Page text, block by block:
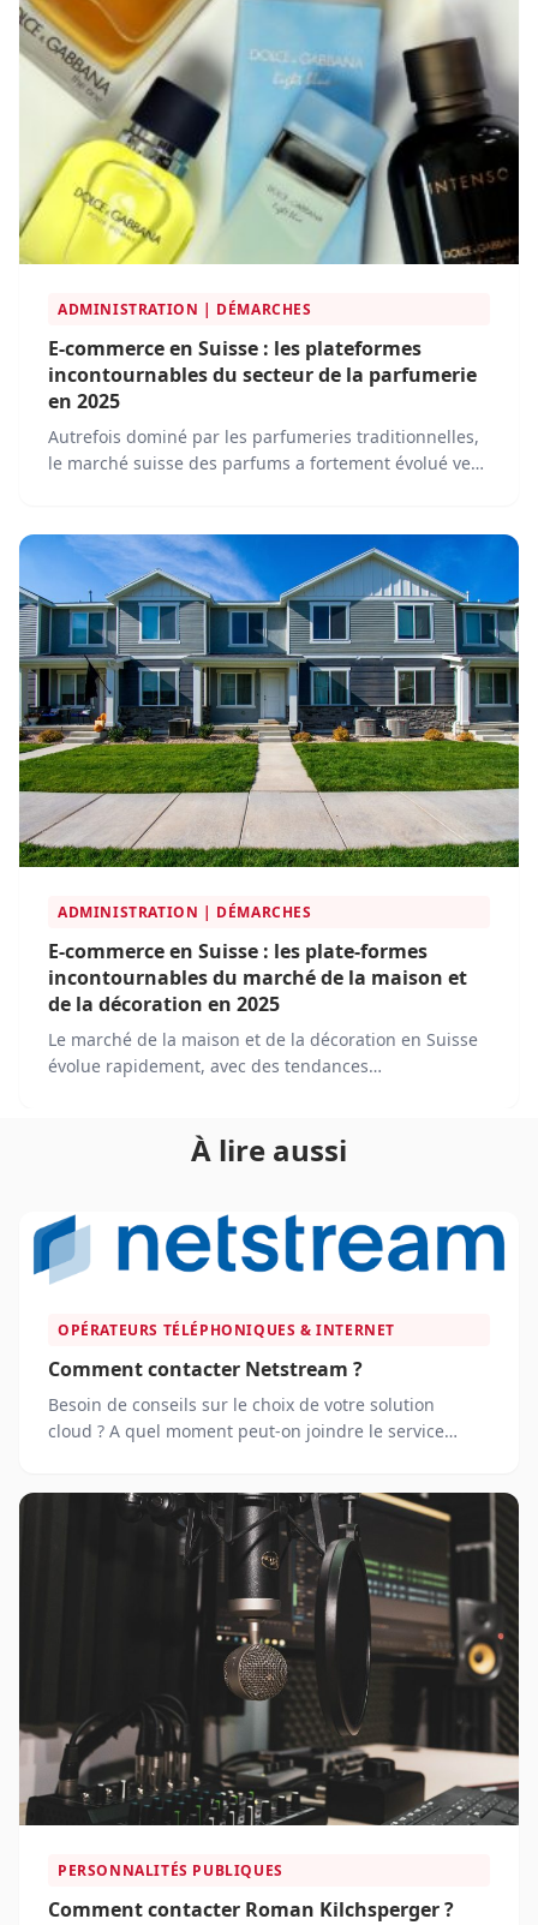
ADMINISTRATION | DÉMARCHES
E-commerce en Suisse : les plateformes
incontournables du secteur de la parfumerie
en 2025
Autrefois dominé par les parfumeries traditionnelles,
le marché suisse des parfums a fortement évolué vers
plateformes e-commerce innovantes.
ADMINISTRATION | DÉMARCHES
E-commerce en Suisse : les plate-formes
incontournables du marché de la maison et
de la décoration en 2025
Le marché de la maison et de la décoration en Suisse
évolue rapidement, avec des tendances
commerce occupent une place centrale dans l'achat
personnalisation de l'expérience client.
À lire aussi
OPÉRATEURS TÉLÉPHONIQUES & INTERNET
Comment contacter Netstream ?
Besoin de conseils sur le choix de votre solution
cloud ? A quel moment peut-on joindre le service
PERSONNALITÉS PUBLIQUES
Comment contacter Roman Kilchsperger ?